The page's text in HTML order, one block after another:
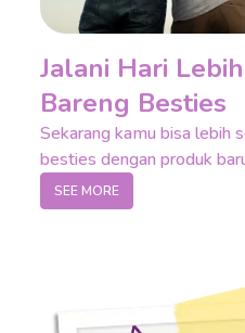
Jalani Hari
Bareng Besties
Sekarang kamu bisa lebih
besties dengan produk
SEE MORE